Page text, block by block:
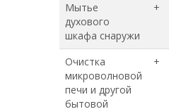
Мытье
духового
шкафа снаружи
+
Очистка
микроволновой
печи и другой
бытовой
+